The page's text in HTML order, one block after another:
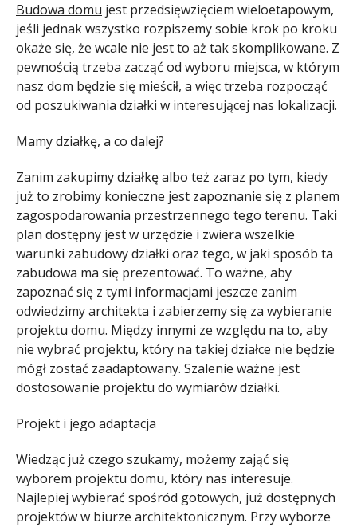
Budowa domu jest przedsięwzięciem wieloetapowym,
jeśli jednak wszystko rozpiszemy sobie krok po kroku
okaże się, że wcale nie jest to aż tak skomplikowane. Z
pewnością trzeba zacząć od wyboru miejsca, w którym
nasz dom będzie się mieścił, a więc trzeba rozpocząć
od poszukiwania działki w interesującej nas lokalizacji.
Mamy działkę, a co dalej?
Zanim zakupimy działkę albo też zaraz po tym, kiedy
już to zrobimy konieczne jest zapoznanie się z planem
zagospodarowania przestrzennego tego terenu. Taki
plan dostępny jest w urzędzie i zwiera wszelkie
warunki zabudowy działki oraz tego, w jaki sposób ta
zabudowa ma się prezentować. To ważne, aby
zapoznać się z tymi informacjami jeszcze zanim
odwiedzimy architekta i zabierzemy się za wybieranie
projektu domu. Między innymi ze względu na to, aby
nie wybrać projektu, który na takiej działce nie będzie
mógł zostać zaadaptowany. Szalenie ważne jest
dostosowanie projektu do wymiarów działki.
Projekt i jego adaptacja
Wiedząc już czego szukamy, możemy zająć się
wyborem projektu domu, który nas interesuje.
Najlepiej wybierać spośród gotowych, już dostępnych
projektów w biurze architektonicznym. Przy wyborze